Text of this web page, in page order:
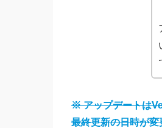
※ アップデートは
最終更新の日時が